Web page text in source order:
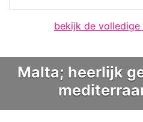
bekijk de
Malta; heerlijk